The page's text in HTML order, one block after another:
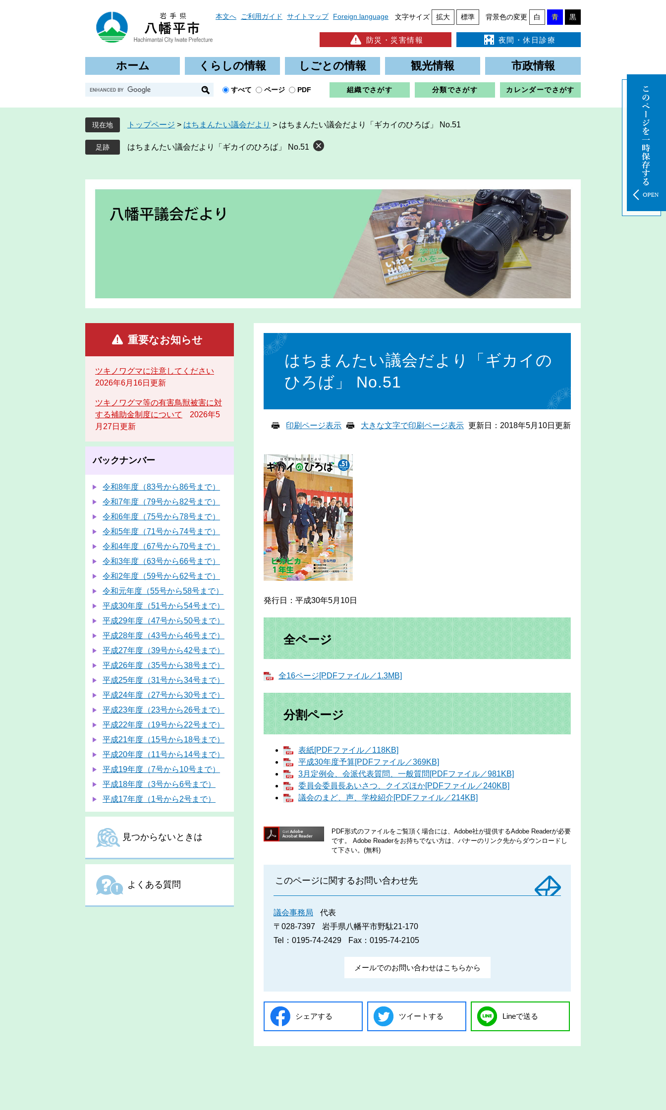
本文へ ご利用ガイド サイトマップ Foreign language 文字サイズ 拡大 標準 背景色の変更 白 青 黒
防災・災害情報 夜間・休日診療
ホーム くらしの情報 しごとの情報 観光情報 市政情報
G
o
g
l
e
カ
すべて ページ PDF 組織でさがす 分類でさがす カレンダーでさがす
現在地 トップページ > はちまんたい議会だより > はちまんたい議会だより「ギカイのひろば」 No.51
はちまんたい議会だより「ギカイのひろば」 No.51
文
はちまんたい議会だより「ギカイの
ひろば」 No.51
印刷ページ表示 大きな文字で印刷ページ表示 更新日：2018年5月10日更新
発行日：平成30年5月10日
全ページ
全16ページ[PDFファイル／1.3MB]
分割ページ
表紙[PDFファイル／118KB]
平成30年度予算[PDFファイル／369KB]
3月定例会、会派代表質問、一般質問[PDFファイル／981KB]
委員会委員長あいさつ、クイズほか[PDFファイル／240KB]
議会のまど、声、学校紹介[PDFファイル／214KB]
PDF形式のファイルをご覧頂く場合には、Adobe社が提供するAdobe Readerが必要
です。
Adobe Readerをお持ちでない方は、バナーのリンク先からダウンロードし
て下さい。(無料)
このページに関するお問い合わせ先
議会事務局
代表
〒028-7397
岩手県八幡平市野駄21-170
Tel：0195-74-2429
Fax：0195-74-2105
メールでのお問い合わせはこちらから
シェアする ツイートする Lineで送る
重要なお知らせ
ツキノワグマに注意してください
2026年6月16日更新
ツキノワグマ等の有害鳥獣被害に対
する補助金制度について
2026年5
月27日更新
バックナンバー
令和8年度（83号から86号まで）
令和7年度（79号から82号まで）
令和6年度（75号から78号まで）
令和5年度（71号から74号まで）
令和4年度（67号から70号まで）
令和3年度（63号から66号まで）
令和2年度（59号から62号まで）
令和元年度（55号から58号まで）
平成30年度（51号から54号まで）
平成29年度（47号から50号まで）
平成28年度（43号から46号まで）
平成27年度（39号から42号まで）
平成26年度（35号から38号まで）
平成25年度（31号から34号まで）
平成24年度（27号から30号まで）
平成23年度（23号から26号まで）
平成22年度（19号から22号まで）
平成21年度（15号から18号まで）
平成20年度（11号から14号まで）
平成19年度（7号から10号まで）
平成18年度（3号から6号まで）
平成17年度（1号から2号まで）
見つからないときは
よくある質問